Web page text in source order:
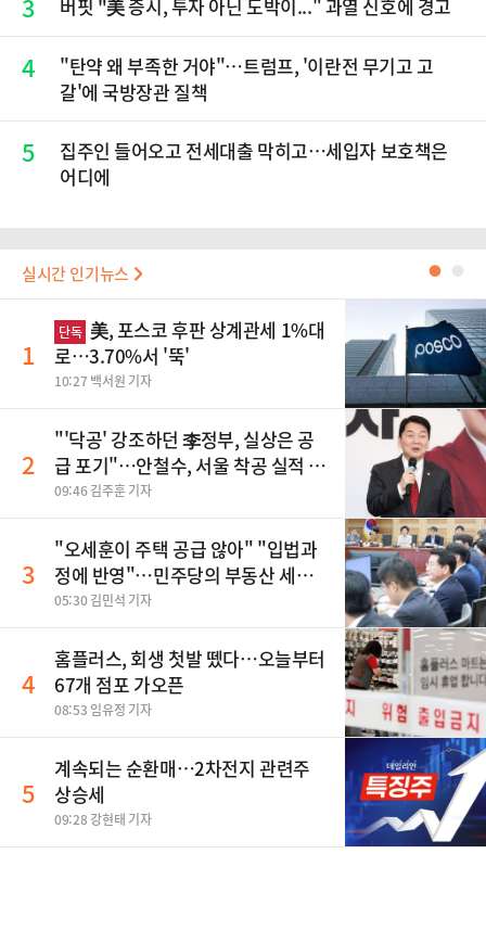
버핏 "美 증시, 투자 아닌 도박이..." 과열 신호에 경고
4
"탄약 왜 부족한 거야"…트럼프, '이란전 무기고 고
갈'에 국방장관 질책
5
집주인 들어오고 전세대출 막히고…세입자 보호책은
어디에
실시간 인기뉴스 ●
1
단독 美, 포스코 후판 상계관세 1%대
로…3.70%서 '뚝'
10:27 백서원 기자
2
"'닥공' 강조하던 李정부, 실상은 공
급 포기"…안철수, 서울 착공 실적 미
달 비판
09:46 김주훈 기자
3
"오세훈이 주택 공급 않아" "입법과
정에 반영"…민주당의 부동산 세제
개편 해법은
05:30 김민석 기자
4
홈플러스, 회생 첫발 뗐다…오늘부터
67개 점포 가오픈
08:53 임유정 기자
5
계속되는 순환매…2차전지 관련주
상승세
09:28 강현태 기자